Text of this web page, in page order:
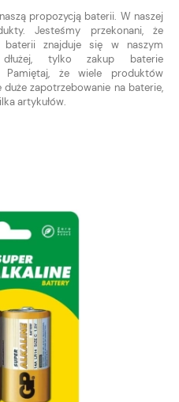
propozycją baterii. W naszej
Jesteśmy przekonani, że
znajduje się w naszym
tylko zakup baterie
Pamiętaj, że wiele produktów
zapotrzebowanie na baterie,
artykułów.